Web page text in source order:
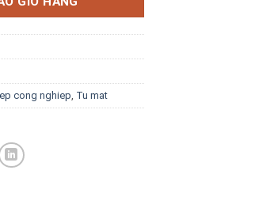
cong nghiep Tu mat